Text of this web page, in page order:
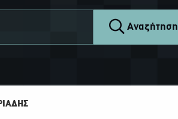
Αναζήτηση